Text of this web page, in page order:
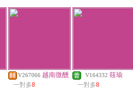
V267066 越南微醺
一對多8
V164332 筱瑜
一對多8